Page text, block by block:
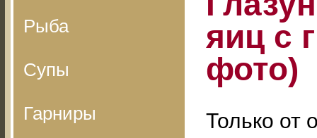
Рыба
Супы
Гарниры
яиц с
фото)
Только от